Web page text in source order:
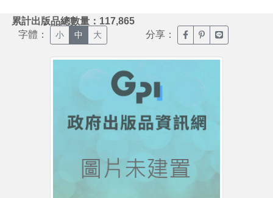
累計出版品總數量：117,865
字體： 小 中 大 分享： 臉書分享(另開新視窗)
噗浪分享(另開新
Line分享(另